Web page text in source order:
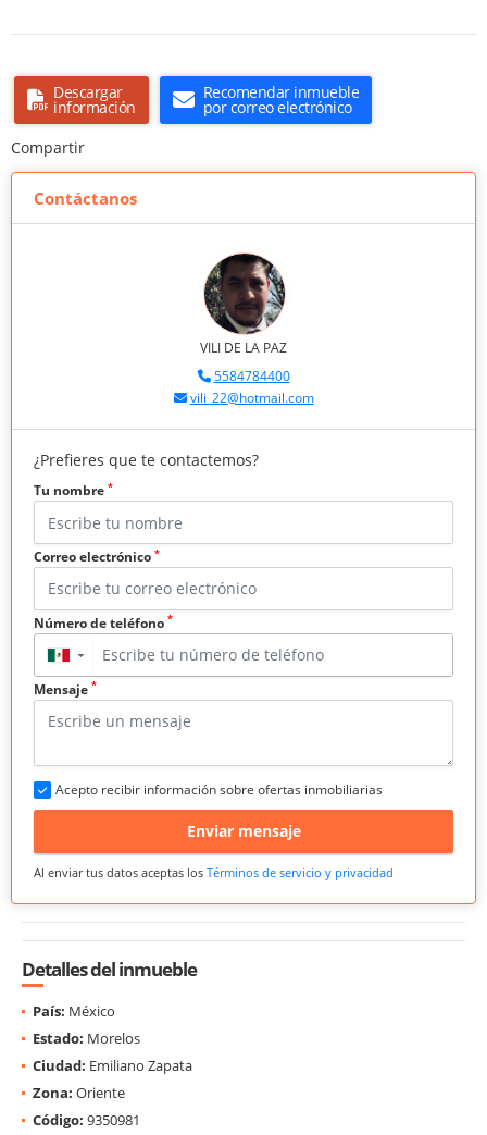
Descargar
información
Recomendar inmueble
por correo electrónico
Compartir
Contáctanos
VILI DE LA PAZ
5584784400
vili_22@hotmail.com
¿Prefieres que te contactemos?
Tu nombre *
Correo electrónico *
Número de teléfono *
▼
Mensaje *
Acepto recibir información sobre ofertas inmobiliarias
Enviar mensaje
Al enviar tus datos aceptas los Términos de servicio y privacidad
Detalles del inmueble
País: México
Estado: Morelos
Ciudad: Emiliano Zapata
Zona: Oriente
Código: 9350981